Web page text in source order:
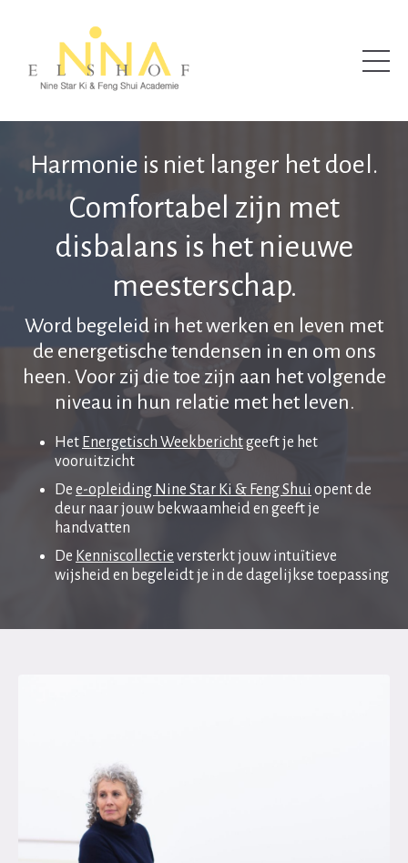
Harmonie is niet langer het doel.
Comfortabel zijn met
disbalans is het nieuwe
meesterschap.
Word begeleid in het werken en leven met
de energetische tendensen in en om ons
heen. Voor zij die toe zijn aan het volgende
niveau in hun relatie met het leven.
Het Energetisch Weekberichtgeeft je het
vooruitzicht
De e-opleiding Nine Star Ki & Feng Shui opent de
deur naar jouw bekwaamheid en geeft je
handvatten
De Kenniscollectie versterkt jouw intuïtieve
wijsheid en begeleidt je in de dagelijkse toepassing